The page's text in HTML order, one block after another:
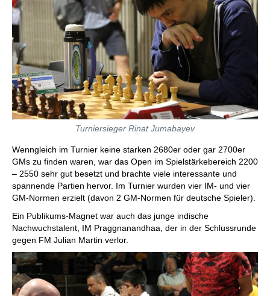
Turniersieger Rinat Jumabayev
Wenngleich im Turnier keine starken 2680er oder gar 2700er
GMs zu finden waren, war das Open im Spielstärkebereich 2200
– 2550 sehr gut besetzt und brachte viele interessante und
spannende Partien hervor. Im Turnier wurden vier IM- und vier
GM-Normen erzielt (davon 2 GM-Normen für deutsche Spieler).
Ein Publikums-Magnet war auch das junge indische
Nachwuchstalent, IM Praggnanandhaa, der in der Schlussrunde
gegen FM Julian Martin verlor.